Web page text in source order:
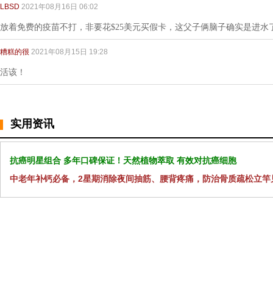
LBSD 2021年08月16日 06:02
放着免费的疫苗不打，非要花$25美元买假卡，这父子俩脑子确实是进水
糟糕的很 2021年08月15日 19:28
活该！
实用资讯
抗癌明星组合 多年口碑保证！天然植物萃取 有效对抗癌细胞
中老年补钙必备，2星期消除夜间抽筋、腰背疼痛，防治骨质疏松立竿